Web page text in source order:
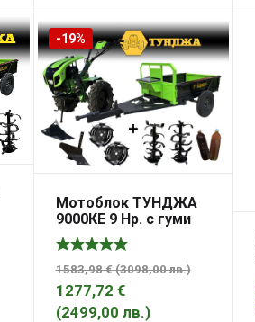
-19%
Мотоблок ТУНДЖА
9000КЕ 9 Hp. с гуми
5х12, с ел. старт,
инвентар и ремарке
500кг.
1583,98€ (3098,00лв.)
1277,72 €
(2499,00 лв.)